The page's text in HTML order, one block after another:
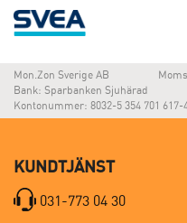
Mon.Zon Sverige AB
Bank: Sparbanken Sjuhärad
Kontonummer: 8032-5 354 701 617-
KUNDTJÄNST
031-773 04 30